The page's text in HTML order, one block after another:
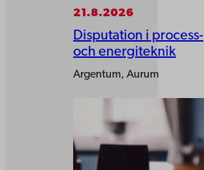
21.8.2026
Disputation i process-
och energiteknik
Argentum, Aurum